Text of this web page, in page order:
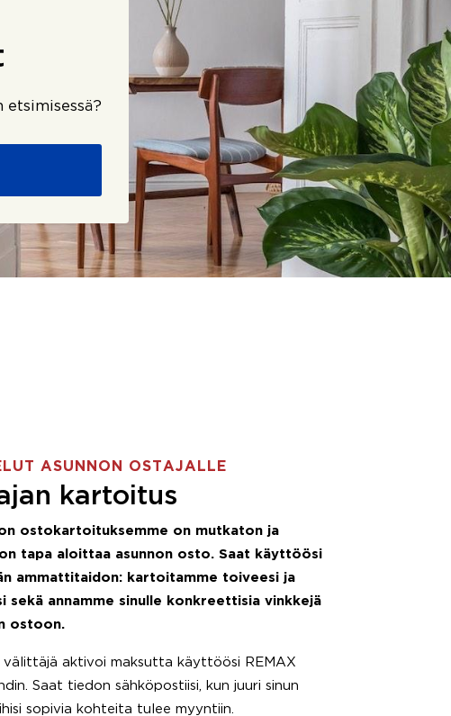
ASUNNON OSTAJALLE
kartoitus
ostokartoituksemme on mutkaton ja
tapa aloittaa asunnon osto. Saat käyttöösi
ammattitaidon: kartoitamme toiveesi ja
sekä annamme sinulle konkreettisia vinkkejä
ostoon.
välittäjä aktivoi maksutta käyttöösi REMAX
Saat tiedon sähköpostiisi, kun juuri sinun
sopivia kohteita tulee myyntiin.